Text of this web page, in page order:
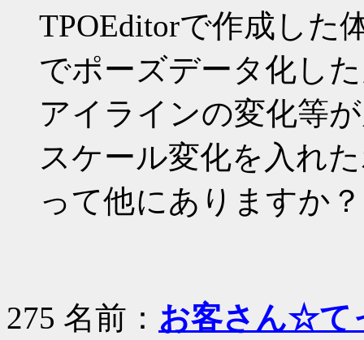
TPOEditorで作成した
でポーズデータ化し
アイラインの変化等
スケール変化を入れ
って他にありますか？
275 名前： お客さん☆て